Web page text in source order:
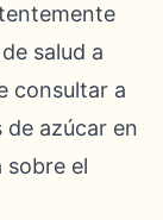
salud a
consultar a
azúcar en
sobre el